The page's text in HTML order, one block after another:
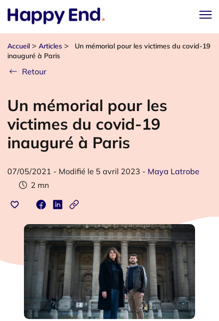
Accueil > Articles >
Un mémorial pour les victimes du covid-19
inauguré à Paris
Retour
Un mémorial pour les
victimes du covid-19
inauguré à Paris
07/05/2021 - Modifié le 5 avril 2023 - Maya Latrobe
2 mn